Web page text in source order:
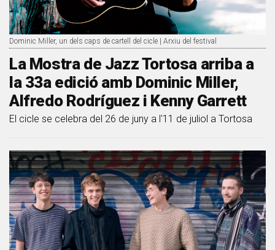
Dominic Miller, un dels caps de cartell del cicle | Arxiu del festival
La Mostra de Jazz Tortosa arriba a
la 33a edició amb Dominic Miller,
Alfredo Rodríguez i Kenny Garrett
El cicle se celebra del 26 de juny a l'11 de juliol a Tortosa